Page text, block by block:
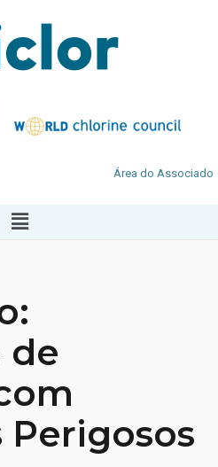
Área do Associado
de
Perigosos